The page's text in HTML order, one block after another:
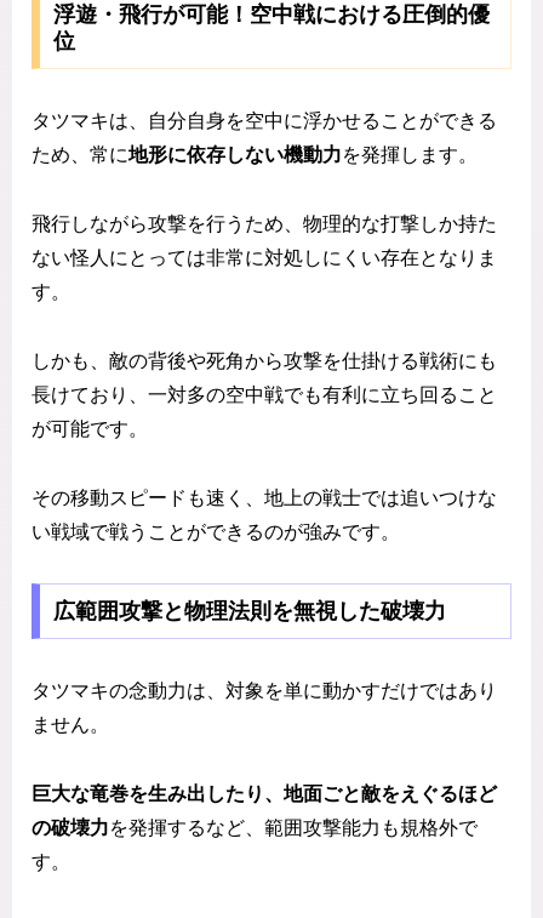
浮遊・飛行が可能！空中戦における圧倒的優
位
タツマキは、自分自身を空中に浮かせることができる
ため、常に地形に依存しない機動力を発揮します。
飛行しながら攻撃を行うため、物理的な打撃しか持た
ない怪人にとっては非常に対処しにくい存在となりま
す。
しかも、敵の背後や死角から攻撃を仕掛ける戦術にも
長けており、一対多の空中戦でも有利に立ち回ること
が可能です。
その移動スピードも速く、地上の戦士では追いつけな
い戦域で戦うことができるのが強みです。
広範囲攻撃と物理法則を無視した破壊力
タツマキの念動力は、対象を単に動かすだけではあり
ません。
巨大な竜巻を生み出したり、地面ごと敵をえぐるほど
の破壊力を発揮するなど、範囲攻撃能力も規格外で
す。